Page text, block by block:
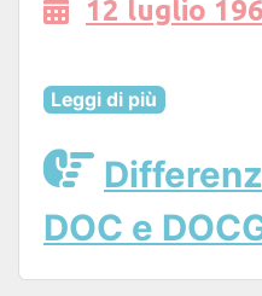
12 luglio
Leggi di più
DOC e